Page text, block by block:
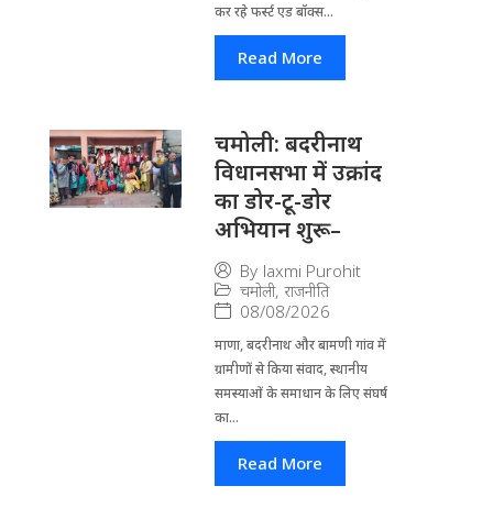
कर रहे फर्स्ट एड बॉक्स...
Read More
चमोली: बदरीनाथ
विधानसभा में उक्रांद
का डोर-टू-डोर
अभियान शुरू–
By laxmi Purohit
चमोली, राजनीति
08/08/2026
माणा, बदरीनाथ और बामणी गांव में
ग्रामीणों से किया संवाद, स्थानीय
समस्याओं के समाधान के लिए संघर्ष
का...
Read More